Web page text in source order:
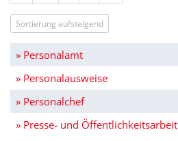
Sortierung aufsteigend
» Personalamt
» Personalausweise
» Personalchef
» Presse- und Öffentlichkeitsarbeit